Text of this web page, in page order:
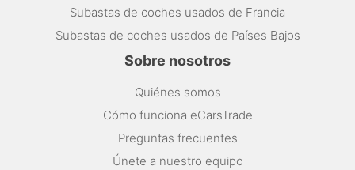
Subastas de coches usados de Francia
Subastas de coches usados de Países Bajos
Sobre nosotros
Quiénes somos
Cómo funciona eCarsTrade
Preguntas frecuentes
Únete a nuestro equipo